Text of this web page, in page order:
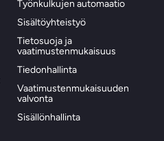
Työnkulkujen automaatio
Sisältöyhteistyö
Tietosuoja ja
vaatimustenmukaisuus
Tiedonhallinta
Vaatimustenmukaisuuden
valvonta
Sisällönhallinta